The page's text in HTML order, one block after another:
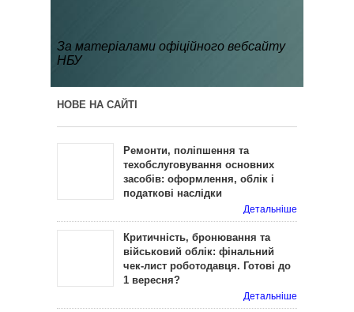
За матеріалами офіційного вебсайту
НБУ
НОВЕ НА САЙТІ
Ремонти, поліпшення та
техобслуговування основних
засобів: оформлення, облік і
податкові наслідки
Детальніше
Критичність, бронювання та
військовий облік: фінальний
чек-лист роботодавця. Готові до
1 вересня?
Детальніше